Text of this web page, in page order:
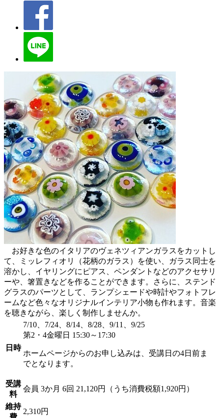
お好きな色のイタリアのヴェネツィアンガラスをカットし
て、ミッレフィオリ（花柄のガラス）を使い、ガラス同士を
溶かし、イヤリングにピアス、ペンダントなどのアクセサリ
ーや、箸置きなどを作ることができます。さらに、ステンド
グラスのパーツとして、ランプシェードや時計やフォトフレ
ームなど色々なオリジナルインテリア小物も作れます。音楽
を聴きながら、楽しく制作しませんか。
日時
7/10、7/24、8/14、8/28、9/11、9/25
第2・4金曜日 15:30～17:30
ホームページからのお申し込みは、受講日の4日前ま
でとなります。
受講
料
会員 3か月 6回 21,120円（うち消費税額1,920円）
維持
2,310円